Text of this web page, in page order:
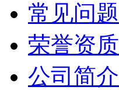
常见问题
荣誉资质
公司简介